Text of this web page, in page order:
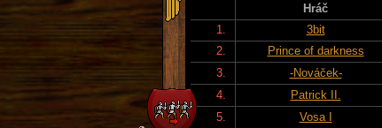
Hráč
1.
3bit
2.
Prince of darkness
3.
-Nováček-
4.
Patrick II.
5.
Vosa I